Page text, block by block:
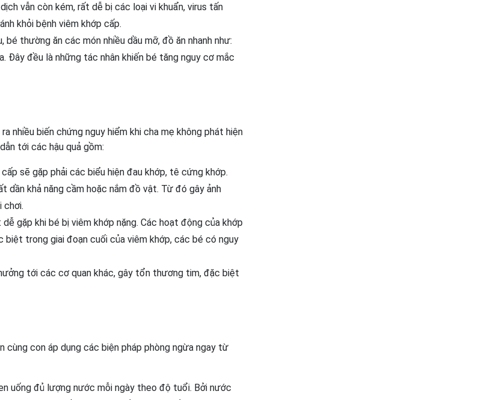
vẫn còn kém, rất dễ bị các loại vi khuẩn, virus tấn
khỏi bệnh viêm khớp cấp.
bé thường ăn các món nhiều dầu mỡ, đồ ăn nhanh như:
Đây đều là những tác nhân khiến bé tăng nguy cơ mắc
nhiều biến chứng nguy hiểm khi cha mẹ không phát hiện
tới các hậu quả gồm:
sẽ gặp phải các biểu hiện đau khớp, tê cứng khớp.
dần khả năng cầm hoặc nắm đồ vật. Từ đó gây ảnh
chơi.
gặp khi bé bị viêm khớp nặng. Các hoạt động của khớp
trong giai đoạn cuối của viêm khớp, các bé có nguy
tới các cơ quan khác, gây tổn thương tim, đặc biệt
cùng con áp dụng các biện pháp phòng ngừa ngay từ
uống đủ lượng nước mỗi ngày theo độ tuổi. Bởi nước